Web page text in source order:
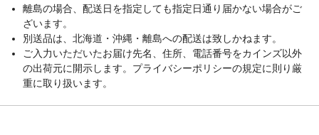
離島の場合、配送日を指定しても指定日通り届かない場合がご
ざいます。
別送品は、北海道・沖縄・離島への配送は致しかねます。
ご入力いただいたお届け先名、住所、電話番号をカインズ以外
の出荷元に開示します。プライバシーポリシーの規定に則り厳
重に取り扱います。